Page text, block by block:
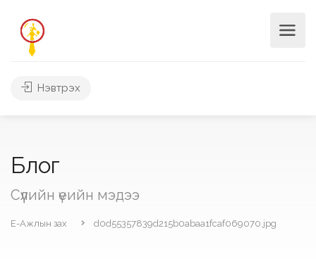
Нэвтрэх
Блог
Сүүлийн үеийн мэдээ
Е-Ажлын зах d0d55357839d215b0abaa1fcaf069070.jpg